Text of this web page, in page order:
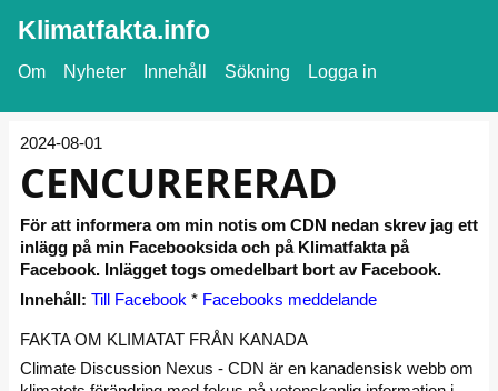
Klimatfakta.info
Om Nyheter Innehåll Sökning Logga in
2024-08-01
CENCURERERAD
För att informera om min notis om CDN nedan skrev jag ett
inlägg på min Facebooksida och på Klimatfakta på
Facebook. Inlägget togs omedelbart bort av Facebook.
Innehåll: Till Facebook * Facebooks meddelande
FAKTA OM KLIMATAT FRÅN KANADA
Climate Discussion Nexus - CDN är en kanadensisk webb om